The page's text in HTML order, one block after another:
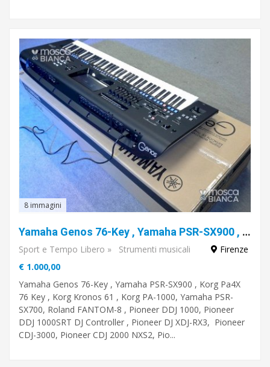
8 immagini
Yamaha Genos 76-Key , Yamaha PSR-SX900 , Korg Pa4X 76 Key , Korg Kronos 61 , Korg PA-1000, Yamaha PSR-SX700, Roland FANTOM-8
Sport e Tempo Libero » Strumenti musicali
Firenze
€ 1.000,00
Yamaha Genos 76-Key , Yamaha PSR-SX900 , Korg Pa4X
76 Key , Korg Kronos 61 , Korg PA-1000, Yamaha PSR-
SX700, Roland FANTOM-8 , Pioneer DDJ 1000, Pioneer
DDJ 1000SRT DJ Controller , Pioneer DJ XDJ-RX3, Pioneer
CDJ-3000, Pioneer CDJ 2000 NXS2, Pio...